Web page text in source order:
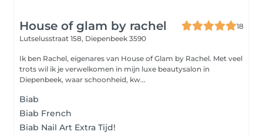
House of glam by rachel
18
Lutselusstraat 158, Diepenbeek 3590
Ik ben Rachel, eigenares van House of Glam by Rachel. Met veel
trots wil ik je verwelkomen in mijn luxe beautysalon in
Diepenbeek, waar schoonheid, kw...
Biab
Biab French
Biab Nail Art Extra Tijd!